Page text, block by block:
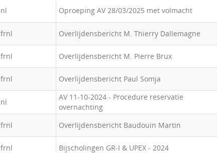
nl Oproeping AV 28/03/2025 met volmacht
frnl Overlijdensbericht M. Thierry Dallemagne
frnl Overlijdensbericht M. Pierre Brux
frnl Overlijdensbericht Paul Somja
nl
AV 11-10-2024 - Procedure reservatie
overnachting
frnl Overlijdensbericht Baudouin Martin
frnl Bijscholingen GR-I & UPEX - 2024